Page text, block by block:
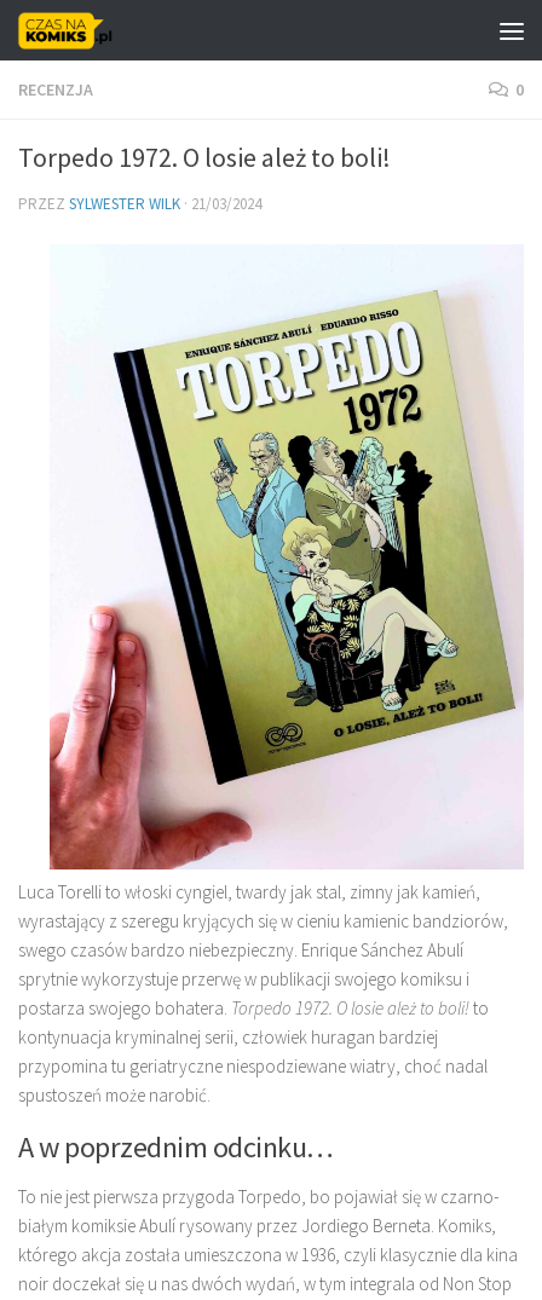
Skip to content
RECENZJA 0
Torpedo 1972. O losie ależ to boli!
PRZEZ SYLWESTER WILK · 21/03/2024
Luca Torelli to włoski cyngiel, twardy jak stal, zimny jak kamień,
wyrastający z szeregu kryjących się w cieniu kamienic bandziorów,
swego czasów bardzo niebezpieczny. Enrique Sánchez Abulí
sprytnie wykorzystuje przerwę w publikacji swojego komiksu i
postarza swojego bohatera. Torpedo 1972. O losie ależ to boli!to
kontynuacja kryminalnej serii, człowiek huragan bardziej
przypomina tu geriatryczne niespodziewane wiatry, choć nadal
spustoszeń może narobić.
A w poprzednim odcinku…
To nie jest pierwsza przygoda Torpedo, bo pojawiał się w czarno-
białym komiksie Abulí rysowany przez Jordiego Berneta. Komiks,
którego akcja została umieszczona w 1936, czyli klasycznie dla kina
noir doczekał się u nas dwóch wydań, w tym integrala od Non Stop